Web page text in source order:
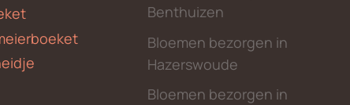
Benthuizen
Bloemen bezorgen in
Hazerswoude
Bloemen bezorgen in